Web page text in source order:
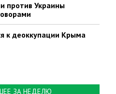
против Украины
к деоккупации Крыма
ЗА НЕДЕЛЮ